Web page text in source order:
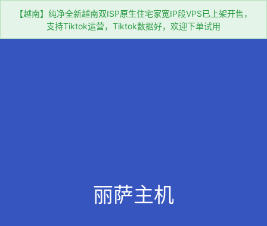
【越南】纯净全新越南双ISP原生住宅家宽IP段VPS已上架开售，
支持Tiktok运营，Tiktok数据好，欢迎下单试用
丽萨主机